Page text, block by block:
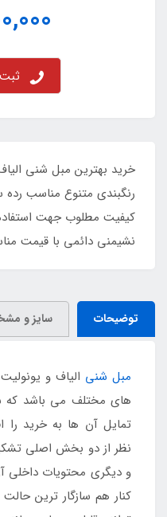
رنگبندی متنوع مناسب
کیفیت مطلوب جهت
نشیمنی دائمی با قیمت
توضیحات سایز و
مبل شنی
های مختلف می باشد
تمایل آن ها به خرید
نظر از دو بخش اصلی
و دیگری محتویات داخلی
کنار هم سازگار ترین